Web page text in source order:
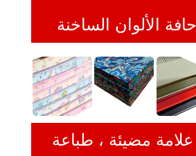
حافة الألوان الساخنة
علامة مضيئة ، طباعة